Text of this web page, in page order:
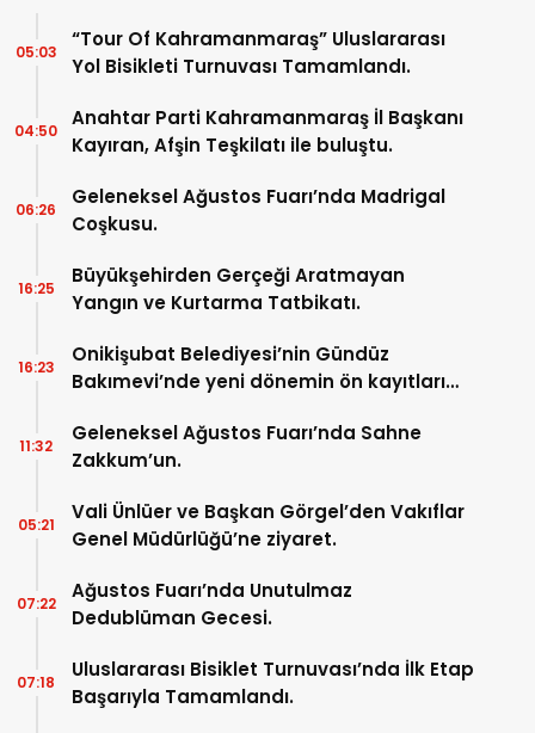
“Tour Of Kahramanmaraş” Uluslararası
Yol Bisikleti Turnuvası Tamamlandı.
05:03
Anahtar Parti Kahramanmaraş İl Başkanı
Kayıran, Afşin Teşkilatı ile buluştu.
04:50
Geleneksel Ağustos Fuarı’nda Madrigal
Coşkusu.
06:26
Büyükşehirden Gerçeği Aratmayan
Yangın ve Kurtarma Tatbikatı.
16:25
Onikişubat Belediyesi’nin Gündüz
Bakımevi’nde yeni dönemin ön kayıtları
16:23
Geleneksel Ağustos Fuarı’nda Sahne
Zakkum’un.
11:32
Vali Ünlüer ve Başkan Görgel’den Vakıflar
Genel Müdürlüğü’ne ziyaret.
05:21
Ağustos Fuarı’nda Unutulmaz
Dedublüman Gecesi.
07:22
Uluslararası Bisiklet Turnuvası’nda İlk Etap
Başarıyla Tamamlandı.
07:18